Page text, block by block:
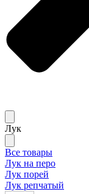
Лук
Все товары
Лук на перо
Лук порей
Лук репчатый